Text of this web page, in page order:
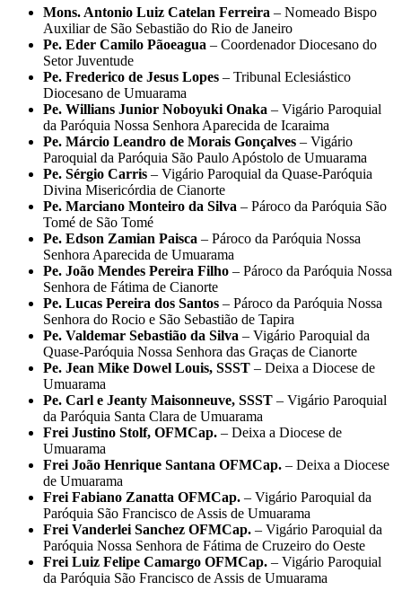
Mons. Antonio Luiz Catelan Ferreira – Nomeado Bispo
Auxiliar de São Sebastião do Rio de Janeiro
Pe. Eder Camilo Pãoeagua – Coordenador Diocesano do
Setor Juventude
Pe. Frederico de Jesus Lopes – Tribunal Eclesiástico
Diocesano de Umuarama
Pe. Willians Junior Noboyuki Onaka – Vigário Paroquial
da Paróquia Nossa Senhora Aparecida de Icaraima
Pe. Márcio Leandro de Morais Gonçalves – Vigário
Paroquial da Paróquia São Paulo Apóstolo de Umuarama
Pe. Sérgio Carris – Vigário Paroquial da Quase-Paróquia
Divina Misericórdia de Cianorte
Pe. Marciano Monteiro da Silva – Pároco da Paróquia São
Tomé de São Tomé
Pe. Edson Zamian Paisca – Pároco da Paróquia Nossa
Senhora Aparecida de Umuarama
Pe. João Mendes Pereira Filho – Pároco da Paróquia Nossa
Senhora de Fátima de Cianorte
Pe. Lucas Pereira dos Santos – Pároco da Paróquia Nossa
Senhora do Rocio e São Sebastião de Tapira
Pe. Valdemar Sebastião da Silva – Vigário Paroquial da
Quase-Paróquia Nossa Senhora das Graças de Cianorte
Pe. Jean Mike Dowel Louis, SSST – Deixa a Diocese de
Umuarama
Pe. Carl e Jeanty Maisonneuve, SSST – Vigário Paroquial
da Paróquia Santa Clara de Umuarama
Frei Justino Stolf, OFMCap. – Deixa a Diocese de
Umuarama
Frei João Henrique Santana OFMCap. – Deixa a Diocese
de Umuarama
Frei Fabiano Zanatta OFMCap. – Vigário Paroquial da
Paróquia São Francisco de Assis de Umuarama
Frei Vanderlei Sanchez OFMCap. – Vigário Paroquial da
Paróquia Nossa Senhora de Fátima de Cruzeiro do Oeste
Frei Luiz Felipe Camargo OFMCap. – Vigário Paroquial
da Paróquia São Francisco de Assis de Umuarama